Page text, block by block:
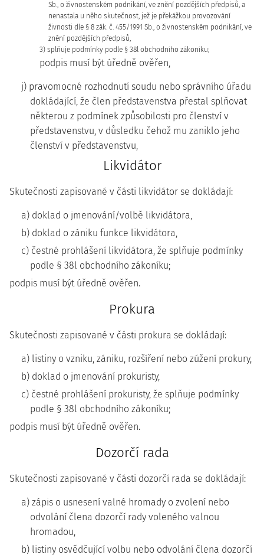
Sb., o živnostenském podnikání, ve znění pozdějších předpisů, a
nenastala u něho skutečnost, jež je překážkou provozování
živnosti dle § 8 zák. č. 455/1991 Sb., o živnostenském podnikání, ve
znění pozdějších předpisů,
3) splňuje podmínky podle § 38l obchodního zákoníku;
podpis musí být úředně ověřen,
j) pravomocné rozhodnutí soudu nebo správního úřadu
dokládající, že člen představenstva přestal splňovat
některou z podmínek způsobilosti pro členství v
představenstvu, v důsledku čehož mu zaniklo jeho
členství v představenstvu,
Likvidátor
Skutečnosti zapisované v části likvidátor se dokládají:
a) doklad o jmenování/volbě likvidátora,
b) doklad o zániku funkce likvidátora,
c) čestné prohlášení likvidátora, že splňuje podmínky
podle § 38l obchodního zákoníku;
podpis musí být úředně ověřen.
Prokura
Skutečnosti zapisované v části prokura se dokládají:
a) listiny o vzniku, zániku, rozšíření nebo zúžení prokury,
b) doklad o jmenování prokuristy,
c) čestné prohlášení prokuristy, že splňuje podmínky
podle § 38l obchodního zákoníku;
podpis musí být úředně ověřen.
Dozorčí rada
Skutečnosti zapisované v části dozorčí rada se dokládají:
a) zápis o usnesení valné hromady o zvolení nebo
odvolání člena dozorčí rady voleného valnou
hromadou,
b) listiny osvědčující volbu nebo odvolání člena dozorčí